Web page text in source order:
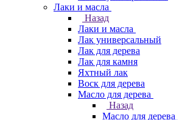
Лаки и масла
Назад
Лаки и масла
Лак универсальный
Лак для дерева
Лак для камня
Яхтный лак
Воск для дерева
Масло для дерева
Назад
Масло для дерева